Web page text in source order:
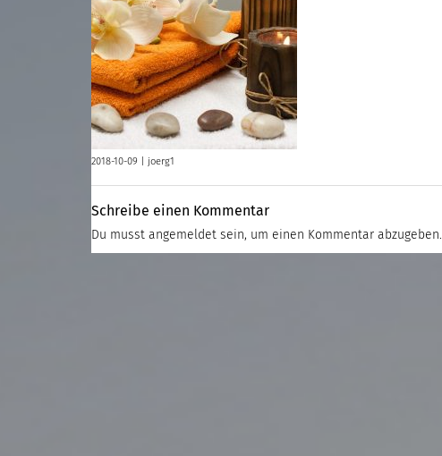
2018-10-09 | joerg1
Schreibe einen Kommentar
Du musst angemeldet sein, um einen Kommentar abzugeben.